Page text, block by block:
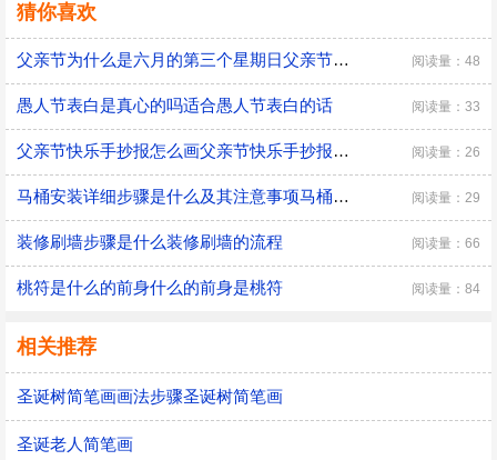
猜你喜欢
父亲节为什么是六月的第三个星期日父亲节是六月的第三个星期日的原因 阅读量：48
愚人节表白是真心的吗适合愚人节表白的话 阅读量：33
父亲节快乐手抄报怎么画父亲节快乐手抄报的画法 阅读量：26
马桶安装详细步骤是什么及其注意事项马桶安装详细步骤及其注意事项是什么 阅读量：29
装修刷墙步骤是什么装修刷墙的流程 阅读量：66
桃符是什么的前身什么的前身是桃符 阅读量：84
相关推荐
圣诞树简笔画画法步骤圣诞树简笔画
圣诞老人简笔画